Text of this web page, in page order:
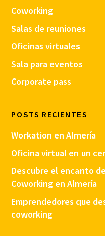
Coworking
Salas de reuniones
Oficinas virtuales
Sala para eventos
Corporate pass
POSTS RECIENTES
Workation en Almería
Oficina virtual en un
Descubre el encanto
Coworking en Almería
Emprendedores que
coworking